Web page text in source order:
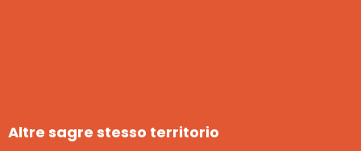
Altre sagre stesso territorio